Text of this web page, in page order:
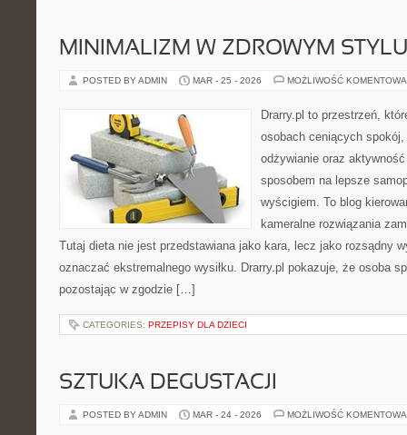
MINIMALIZM W ZDROWYM
POSTED BY ADMIN MAR - 25 - 2026 MOŻLIWOŚĆ
Drarry.pl to przestrzeń,
osobach ceniących
odżywianie oraz
sposobem na lepsze
wyścigiem. To blog
kameralne rozwiązania
Tutaj dieta nie jest przedstawiana jako kara, lecz jako rozsądny
oznaczać ekstremalnego wysiłku. Drarry.pl pokazuje, że osoba
pozostając w zgodzie […]
CATEGORIES: PRZEPISY DLA DZIECI
SZTUKA DEGUSTACJI
POSTED BY ADMIN MAR - 24 - 2026 MOŻLIWOŚĆ